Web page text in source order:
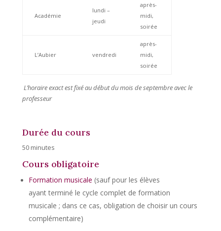
Académie
lundi –
jeudi
après-
midi,
soirée
L’Aubier vendredi
après-
midi,
soirée
L’horaire exact est fixé au début du mois de septembre avec le
professeur
Durée du cours
50 minutes
Cours obligatoire
Formation musicale (sauf pour les élèves
ayant terminé le cycle complet de formation
musicale ; dans ce cas, obligation de choisir un cours
complémentaire)